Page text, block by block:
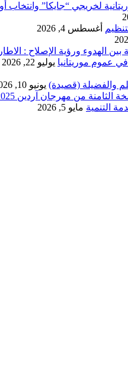
لخريجي “جايكا” وانتخاب
أغسطس 4, 2026
الهدوء ورؤية الإصلاح :
يوليو 22, 2026
والفضيلة (قصيدة) يونيو 10, 2026
من مهرجان آردين 2025
التنمية مايو 5, 2026